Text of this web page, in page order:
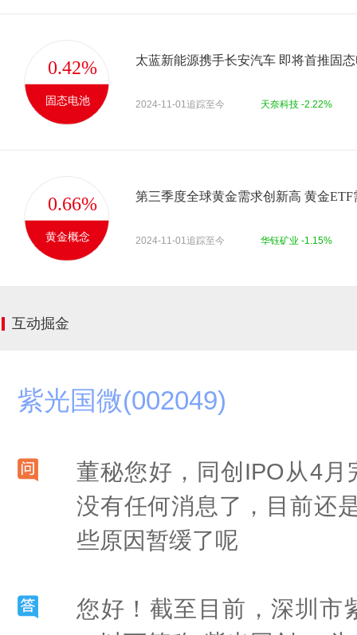
0.42%
固态电池
太蓝新能源携手长安汽车 即将首推固
2024-11-01追踪至今 天奈科技 -2.22%
0.66%
黄金概念
第三季度全球黄金需求创新高 黄金ETF
2024-11-01追踪至今 华钰矿业 -1.15%
互动掘金
紫光国微(002049)
董秘您好，同创IPO从4
没有任何消息了，目前还
些原因暂缓了呢
您好！截至目前，深圳市